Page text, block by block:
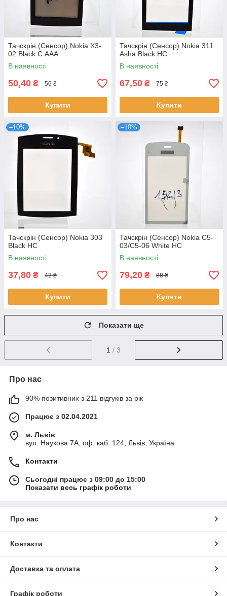
Тачскрін (Сенсор) Nokia X3-
02 Black C ААА
В наявності
50,40 ₴ 56 ₴
Купити
Тачскрін (Сенсор) Nokia 311
Asha Black HC
В наявності
67,50 ₴ 75 ₴
Купити
–10%
Тачскрін (Сенсор) Nokia 303
Black HC
В наявності
37,80 ₴ 42 ₴
Купити
–10%
Тачскрін (Сенсор) Nokia C5-
03/C5-06 White HC
В наявності
79,20 ₴ 88 ₴
Купити
Показати ще
1 / 3
Про нас
90% позитивних з 211 відгуків за рік
Працює з 02.04.2021
м. Львів
вул. Наукова 7А, оф. каб. 124, Львів, Україна
Контакти
Сьогодні працює з 09:00 до 15:00
Показати весь графік роботи
Про нас
Контакти
Доставка та оплата
Графік роботи